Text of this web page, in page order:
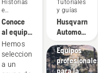
Historias
e
inspiración
Conoce
al equipo
H de
Husqvarna:
los
Hemos
seleccionado
a un
Tutoriales
y guías
Husqvarna
Automower®
Preguntas
frecuentes
Equipos
profesionales
para la